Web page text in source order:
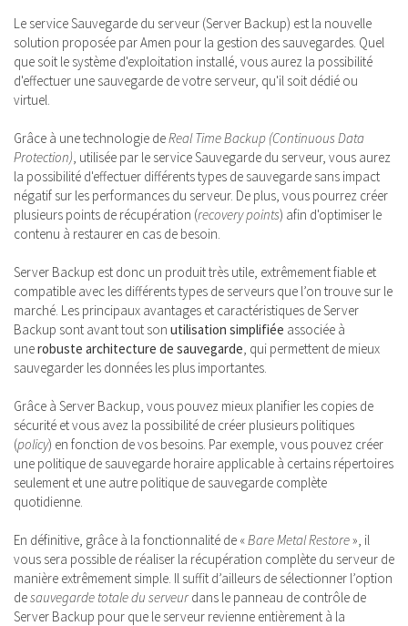
Le service Sauvegarde du serveur (Server Backup) est la nouvelle
solution proposée par Amen pour la gestion des sauvegardes. Quel
que soit le système d'exploitation installé, vous aurez la possibilité
d'effectuer une sauvegarde de votre serveur, qu'il soit dédié ou
virtuel.
Grâce à une technologie deReal Time Backup (Continuous Data
Protection), utilisée par le service Sauvegarde du serveur, vous aurez
la possibilité d'effectuer différents types de sauvegarde sans impact
négatif sur les performances du serveur. De plus, vous pourrez créer
plusieurs points de récupération (recovery points) afin d'optimiser le
contenu à restaurer en cas de besoin.
Server Backup est donc un produit très utile, extrêmement fiable et
compatible avec les différents types de serveurs que l’on trouve sur le
marché. Les principaux avantages et caractéristiques de Server
Backup sont avant tout son utilisation simplifiée associée à
unerobuste architecture de sauvegarde, qui permettent de mieux
sauvegarder les données les plus importantes.
Grâce à Server Backup, vous pouvez mieux planifier les copies de
sécurité et vous avez la possibilité de créer plusieurs politiques
(policy) en fonction de vos besoins. Par exemple, vous pouvez créer
une politique de sauvegarde horaire applicable à certains répertoires
seulement et une autre politique de sauvegarde complète
quotidienne.
En définitive, grâce à la fonctionnalité de «Bare MetalRestore», il
vous sera possible de réaliser la récupération complète du serveur de
manière extrêmement simple. Il suffit d’ailleurs de sélectionner l’option
desauvegarde totale du serveurdans le panneau de contrôle de
Server Backup pour que le serveur revienne entièrement à la